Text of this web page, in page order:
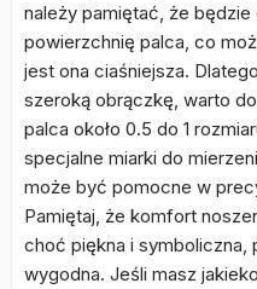
należy pamiętać, że
powierzchnię palca, co
jest ona ciaśniejsza.
szeroką obrączkę, warto
palca około 0.5 do 1
specjalne miarki do
może być pomocne w
Pamiętaj, że komfort
choć piękna i
wygodna. Jeśli masz